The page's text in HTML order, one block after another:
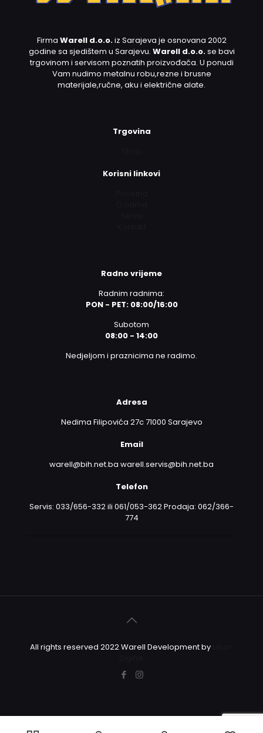
Firma Warell d.o.o.iz Sarajeva je osnovana 2002
godine sa sjedištem u Sarajevu. Warell d.o.o.se bavi
trgovinom i servisom poznatih proizvođača. U ponudi
Vam nudimo metalnu robu,rezne i brusne
materijale,ručne, aku i električne alate.
Trgovina
Korisni linkovi
Radno vrijeme
Radnim radnima:
PON - PET: 08:00/16:00
Subotom
08:00 - 14:00
Nedjeljom i praznicima ne radimo.
Adresa
Nedima Filipovića 27c 71000 Sarajevo
Email
warell@bih.net.ba warell.servis@bih.net.ba
Telefon
Servis: 033/656-332 ili 061/053-362 Prodaja: 062/366-
774
All rights reserved 2022 Warell Development by